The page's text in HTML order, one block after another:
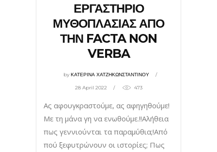
ΕΡΓΑΣΤΗΡΙΟ
ΜΥΘΟΠΛΑΣΙΑΣ ΑΠΟ
ΤΗΝ FACTA NON
VERBA
byΚΑΤΕΡΙΝΑ ΧΑΤΖΗΚΩΝΣΤΑΝΤΙΝΟΥ
28 April 2022 473
Ας αφουγκραστούμε, ας αφηγηθούμε!
Με τη μάνα γη να ενωθούμε.!!Αλήθεια
πως γεννιούνται τα παραμύθια;!Από
πού ξεφυτρώνουν οι ιστορίες; Πως